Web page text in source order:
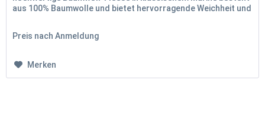
aus 100% Baumwolle und bietet hervorragende Weichheit und
Preis nach Anmeldung
Merken